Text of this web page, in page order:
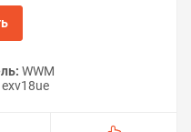
WWM
exv18ue